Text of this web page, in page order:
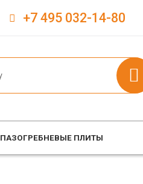
+7 495 032-14-80
ПАЗОГРЕБНЕВЫЕ ПЛИТЫ